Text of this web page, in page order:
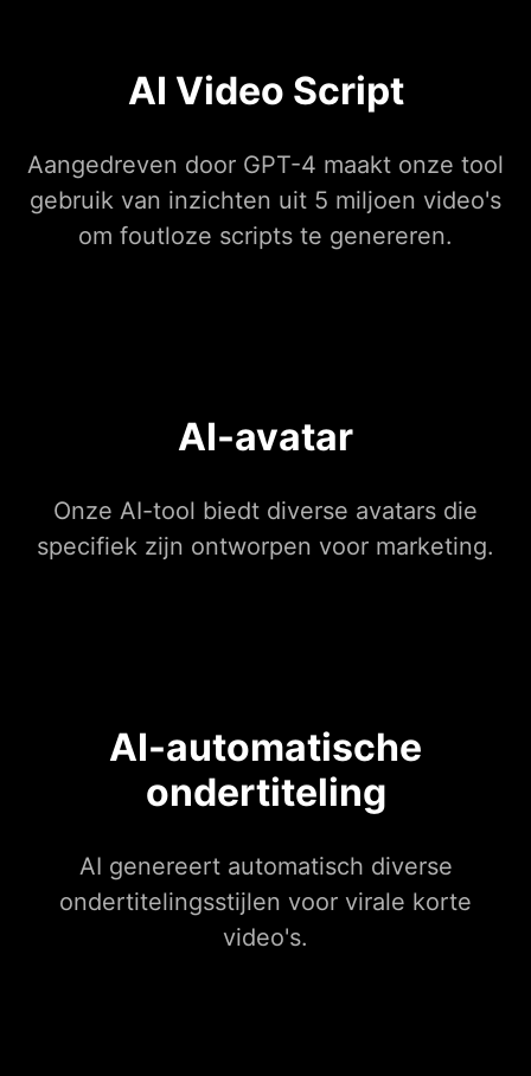
AI Video Script
Aangedreven door GPT-4 maakt onze tool
gebruik van inzichten uit 5 miljoen video's
om foutloze scripts te genereren.
AI-avatar
Onze AI-tool biedt diverse avatars die
specifiek zijn ontworpen voor marketing.
AI-automatische
ondertiteling
AI genereert automatisch diverse
ondertitelingsstijlen voor virale korte
video's.